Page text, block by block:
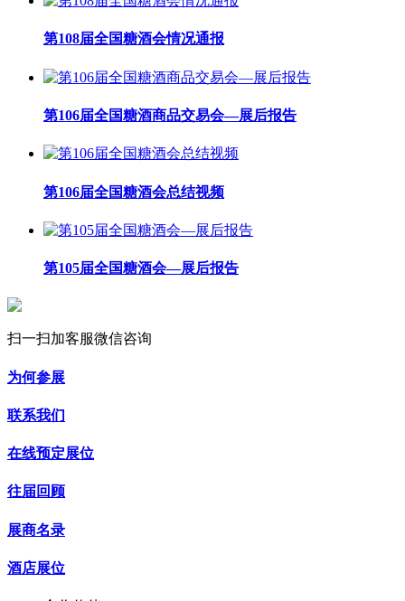
第108届全国糖酒会情况通报
第106届全国糖酒商品交易会—展后报告
第106届全国糖酒会总结视频
第105届全国糖酒会—展后报告
扫一扫加客服微信咨询
为何参展
联系我们
在线预定展位
往届回顾
展商名录
酒店展位